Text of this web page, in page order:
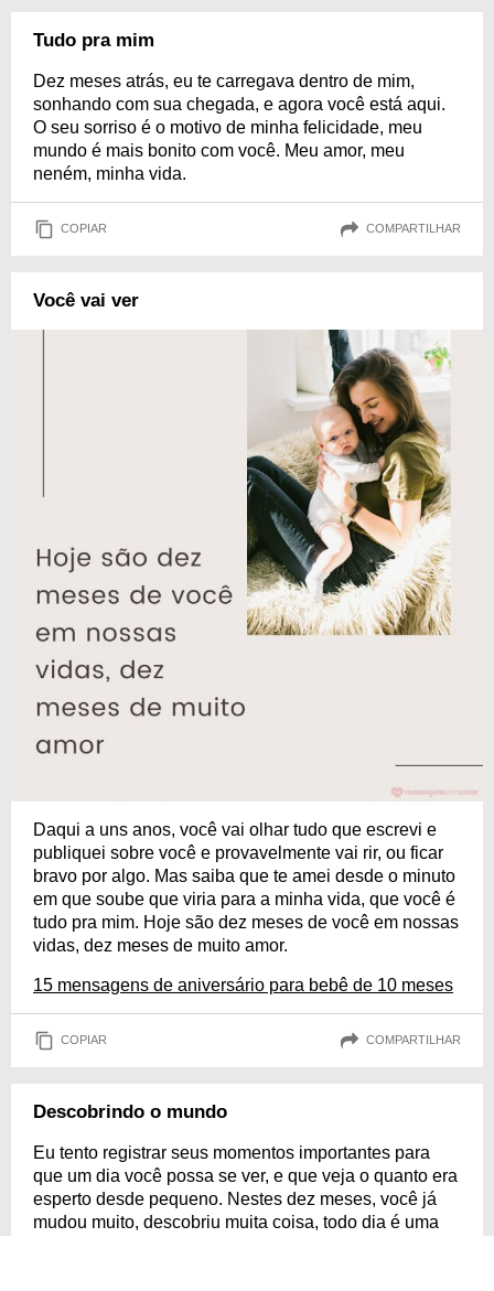
Tudo pra mim
Dez meses atrás, eu te carregava dentro de mim,
sonhando com sua chegada, e agora você está aqui.
O seu sorriso é o motivo de minha felicidade, meu
mundo é mais bonito com você. Meu amor, meu
neném, minha vida.
COPIAR COMPARTILHAR
Você vai ver
Daqui a uns anos, você vai olhar tudo que escrevi e
publiquei sobre você e provavelmente vai rir, ou ficar
bravo por algo. Mas saiba que te amei desde o minuto
em que soube que viria para a minha vida, que você é
tudo pra mim. Hoje são dez meses de você em nossas
vidas, dez meses de muito amor.
15 mensagens de aniversário para bebê de 10 meses
COPIAR COMPARTILHAR
Descobrindo o mundo
Eu tento registrar seus momentos importantes para
que um dia você possa se ver, e que veja o quanto era
esperto desde pequeno. Nestes dez meses, você já
mudou muito, descobriu muita coisa, todo dia é uma